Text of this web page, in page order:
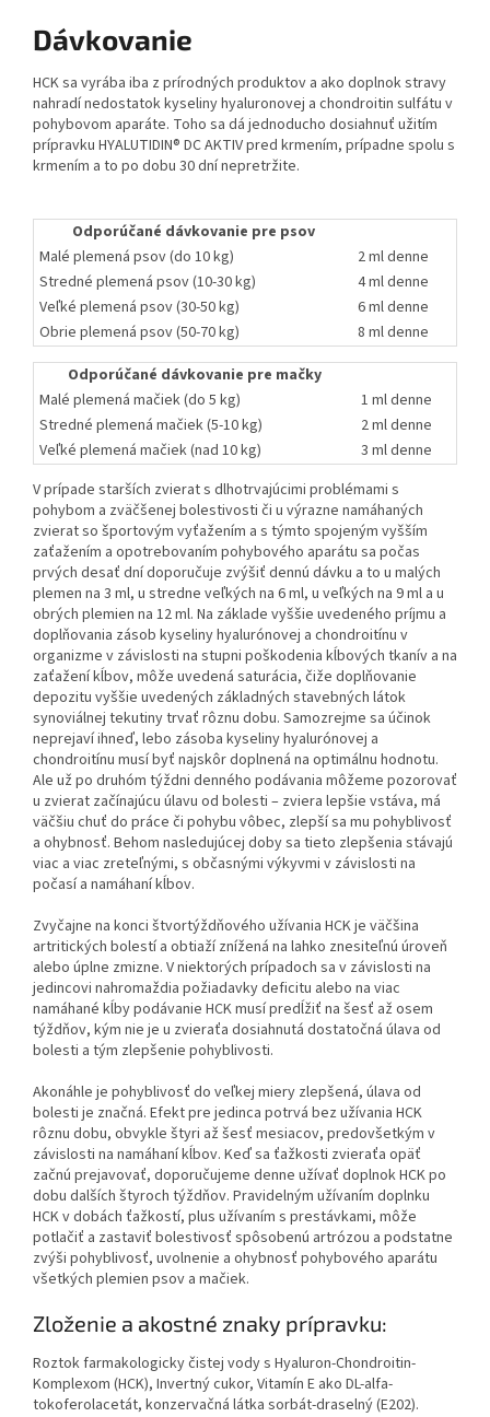
Dávkovanie
HCK sa vyrába iba z prírodných produktov a ako doplnok stravy
nahradí nedostatok kyseliny hyaluronovej a chondroitin sulfátu v
pohybovom aparáte. Toho sa dá jednoducho dosiahnuť užitím
prípravku HYALUTIDIN® DC AKTIV pred krmením, prípadne spolu s
krmením a to po dobu 30 dní nepretržite.
Odporúčané dávkovanie pre psov
Malé plemená psov (do 10 kg)
2 ml denne
Stredné plemená psov (10-30 kg)
4 ml denne
Veľké plemená psov (30-50 kg)
6 ml denne
Obrie plemená psov (50-70 kg)
8 ml denne
Odporúčané dávkovanie pre mačky
Malé plemená mačiek (do 5 kg)
1 ml denne
Stredné plemená mačiek (5-10 kg)
2 ml denne
Veľké plemená mačiek (nad 10 kg)
3 ml denne
V prípade starších zvierat s dlhotrvajúcimi problémami s
pohybom a zväčšenej bolestivosti či u výrazne namáhaných
zvierat so športovým vyťažením a s týmto spojeným vyšším
zaťažením a opotrebovaním pohybového aparátu sa počas
prvých desať dní doporučuje zvýšiť dennú dávku a to u malých
plemen na 3 ml, u stredne veľkých na 6 ml, u veľkých na 9 ml a u
obrých plemien na 12 ml. Na základe vyššie uvedeného príjmu a
doplňovania zásob kyseliny hyalurónovej a chondroitínu v
organizme v závislosti na stupni poškodenia kĺbových tkanív a na
zaťažení kĺbov, môže uvedená saturácia, čiže doplňovanie
depozitu vyššie uvedených základných stavebných látok
synoviálnej tekutiny trvať rôznu dobu. Samozrejme sa účinok
neprejaví ihneď, lebo zásoba kyseliny hyalurónovej a
chondroitínu musí byť najskôr doplnená na optimálnu hodnotu.
Ale už po druhóm týždni denného podávania môžeme pozorovať
u zvierat začínajúcu úlavu od bolesti – zviera lepšie vstáva, má
väčšiu chuť do práce či pohybu vôbec, zlepší sa mu pohyblivosť
a ohybnosť. Behom nasledujúcej doby sa tieto zlepšenia stávajú
viac a viac zreteľnými, s občasnými výkyvmi v závislosti na
počasí a namáhaní kĺbov.
Zvyčajne na konci štvortýždňového užívania HCK je väčšina
artritických bolestí a obtiaží znížená na lahko znesiteľnú úroveň
alebo úplne zmizne. V niektorých prípadoch sa v závislosti na
jedincovi nahromaždia požiadavky deficitu alebo na viac
namáhané kĺby podávanie HCK musí predĺžiť na šesť až osem
týždňov, kým nie je u zvieraťa dosiahnutá dostatočná úlava od
bolesti a tým zlepšenie pohyblivosti.
Akonáhle je pohyblivosť do veľkej miery zlepšená, úlava od
bolesti je značná. Efekt pre jedinca potrvá bez užívania HCK
rôznu dobu, obvykle štyri až šesť mesiacov, predovšetkým v
závislosti na namáhaní kĺbov. Keď sa ťažkosti zvieraťa opäť
začnú prejavovať, doporučujeme denne užívať doplnok HCK po
dobu dalších štyroch týždňov. Pravidelným užívaním doplnku
HCK v dobách ťažkostí, plus užívaním s prestávkami, môže
potlačiť a zastaviť bolestivosť spôsobenú artrózou a podstatne
zvýši pohyblivosť, uvolnenie a ohybnosť pohybového aparátu
všetkých plemien psov a mačiek.
Zloženie a akostné znaky prípravku:
Roztok farmakologicky čistej vody s Hyaluron-Chondroitin-
Komplexom (HCK), Invertný cukor, Vitamín E ako DL-alfa-
tokoferolacetát, konzervačná látka sorbát-draselný (E202).